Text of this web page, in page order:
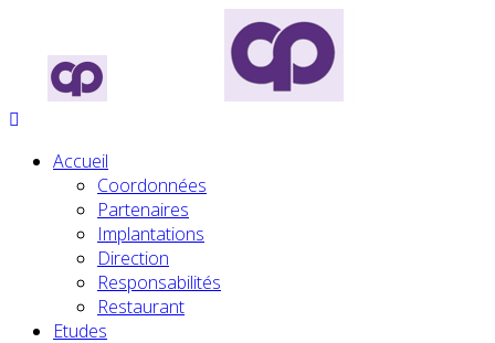
Accueil
Coordonnées
Partenaires
Implantations
Direction
Responsabilités
Restaurant
Etudes